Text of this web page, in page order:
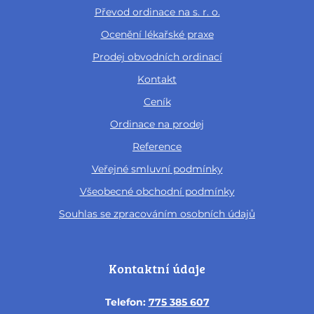
Převod ordinace na s. r. o.
Ocenění lékařské praxe
Prodej obvodních ordinací
Kontakt
Ceník
Ordinace na prodej
Reference
Veřejné smluvní podmínky
Všeobecné obchodní podmínky
Souhlas se zpracováním osobních údajů
Kontaktní údaje
Telefon: 775 385 607